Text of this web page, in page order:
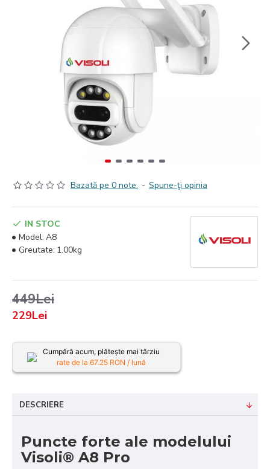
Bazată pe 0 note. - Spune-ţi opinia
229Lei
449Lei
IN STOC
Model: A8
Greutate: 1.00kg
Cumpără acum, plătește mai târziu
rate de la 67.25 RON / lună
DESCRIERE
Puncte forte ale modelului
Visoli® A8 Pro